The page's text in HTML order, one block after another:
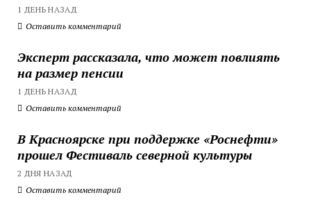
1 ДЕНЬ НАЗАД
Оставить комментарий
Эксперт рассказала, что может повлиять
на размер пенсии
1 ДЕНЬ НАЗАД
Оставить комментарий
В Красноярске при поддержке «Роснефти»
прошел Фестиваль северной культуры
2 ДНЯ НАЗАД
Оставить комментарий